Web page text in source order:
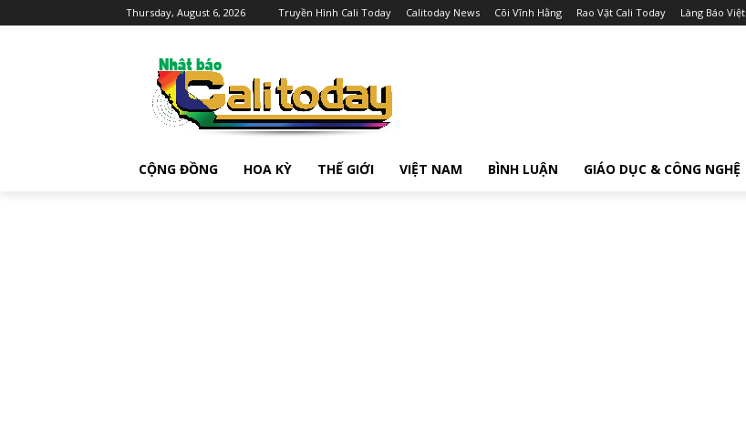
Thursday, August 6, 2026 Truyền Hình Cali Today Calitoday News Cõi Vĩnh Hằng Rao Vặt Cali Today Làng Báo Việt
CỘNG ĐỒNG HOA KỲ THẾ GIỚI VIỆT NAM BÌNH LUẬN GIÁO DỤC & CÔNG NGHỆ